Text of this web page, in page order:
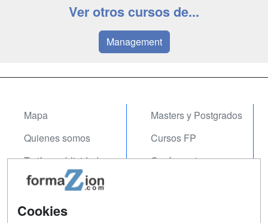
Ver otros cursos de...
Management
Mapa
Quienes somos
Tarifas publicidad
Acceso Usuarios
Acceso Centros
Masters y Postgrados
Cursos FP
Conferencias
Cookies